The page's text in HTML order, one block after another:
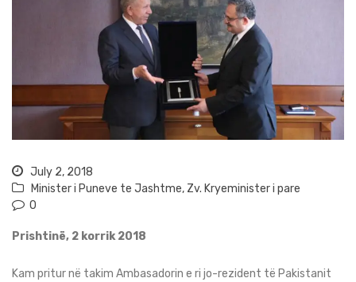
July 2, 2018
Minister i Puneve te Jashtme, Zv. Kryeminister i pare
0
Prishtinë, 2 korrik 2018
Kam pritur në takim Ambasadorin e ri jo-rezident të Pakistanit